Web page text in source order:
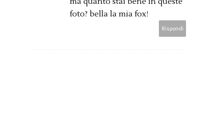
foto? bella la mia fox!
Rispondi